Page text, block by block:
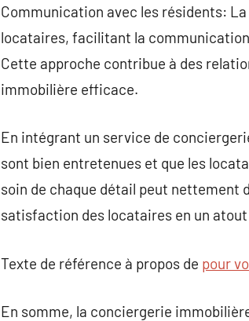
Communication avec les résidents:
locataires, facilitant la
Cette approche contribue à des
immobilière efficace.
En intégrant un service de
sont bien entretenues et que les
soin de chaque détail peut
satisfaction des locataires en un
Texte de référence à propos de pour
En somme, la conciergerie